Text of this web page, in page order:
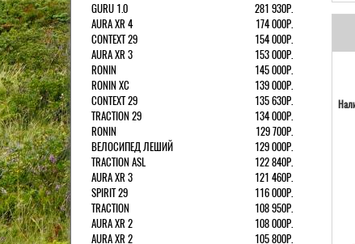
GURU 1.0
281 930Р.
AURA XR 4
174 000Р.
CONTEXT 29
154 000Р.
AURA XR 3
153 000Р.
RONIN
145 000Р.
RONIN XC
139 000Р.
CONTEXT 29
135 630Р.
TRACTION 29
134 000Р.
RONIN
129 700Р.
ВЕЛОСИПЕД ЛЕШИЙ
129 000Р.
TRACTION ASL
122 840Р.
AURA XR 3
121 460Р.
SPIRIT 29
116 000Р.
TRACTION
108 950Р.
AURA XR 2
108 000Р.
AURA XR 2
105 800Р.